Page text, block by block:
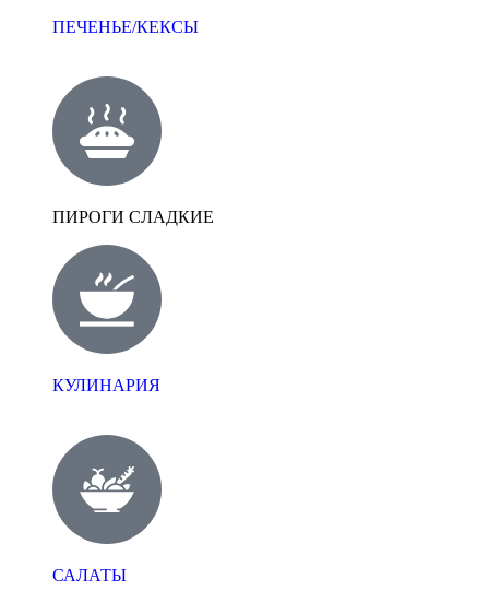
ПЕЧЕНЬЕ/КЕКСЫ
ПИРОГИ СЛАДКИЕ
КУЛИНАРИЯ
САЛАТЫ